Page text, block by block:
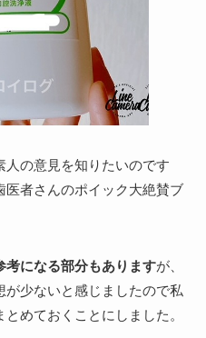
人の意見を知りたいのです
医者さんのポイック大絶賛ブ
考になる部分もありますが、
少ないと感じましたので私
めておくことにしました。